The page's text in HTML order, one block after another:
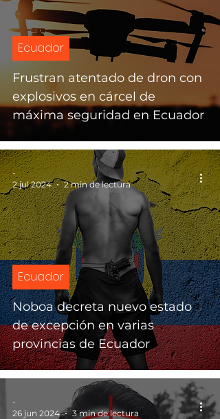
Frustran atentado de dron con
explosivos en cárcel de
máxima seguridad en Ecuador
Ecuador
Noboa decreta nuevo estado
de excepción en varias
provincias de Ecuador
Ecuador
-
2 jul 2024
2 min de lectura
-
26 jun 2024
3 min de lectura